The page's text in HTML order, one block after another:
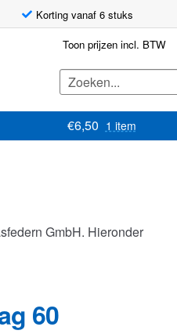
Korting vanaf 6 stuks
Toon prijzen incl. BTW
Zoeken
naar:
€6,50 1 item
GmbH. Hieronder
60